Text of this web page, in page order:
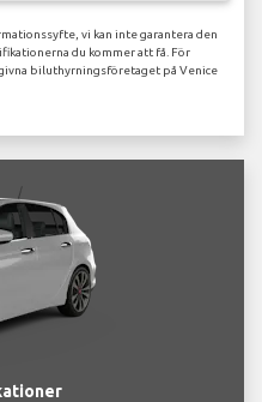
vi kan inte garantera den
du kommer att få. För
biluthyrningsföretaget på Venice